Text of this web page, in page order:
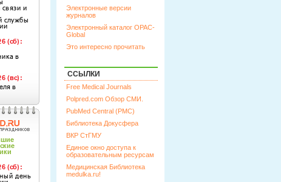
Электронные версии
журналов
Электронный каталог OPAC-
Global
Это интересно прочитать
ССЫЛКИ
Free Medical Journals
Polpred.com Обзор СМИ.
PubMed Central (PMC)
Библиотека Докусфера
ВКР СтГМУ
Единое окно доступа к
образовательным ресурсам
Медицинская Библиотека
medulka.ru!